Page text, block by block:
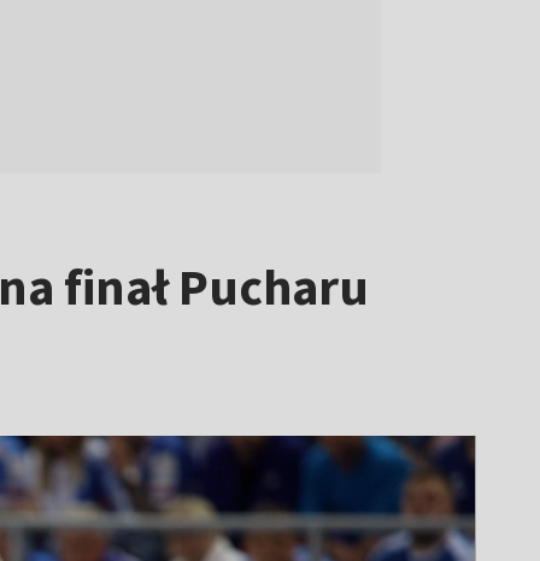
finał Pucharu